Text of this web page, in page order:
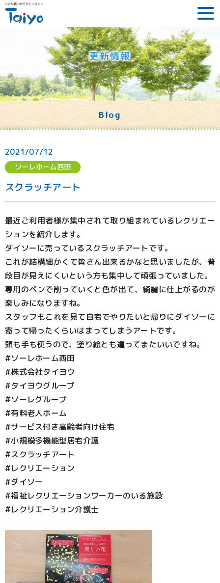
更新情報
Blog
2021/07/12
ソーレホーム西田
スクラッチアート
最近ご利用者様が集中されて取り組まれているレクリエー
ションを紹介します。
ダイソーに売っているスクラッチアートです。
これが結構細かくて皆さん出来るかなと思いましたが、普
段目が見えにくいという方も集中して頑張っていました。
専用のペンで削っていくと色が出て、綺麗に仕上がるのが
楽しみになりますね。
スタッフもこれを見て自宅でやりたいと帰りにダイソーに
寄って帰ったくらいはまってしまうアートです。
頭も手も使うので、塗り絵とも違ってまたいいですね。
#ソーレホーム西田
#株式会社タイヨウ
#タイヨウグループ
#ソーレグループ
#有料老人ホーム
#サービス付き高齢者向け住宅
#小規模多機能型居宅介護
#スクラッチアート
#レクリエーション
#ダイソー
#福祉レクリエーションワーカーのいる施設
#レクリエーション介護士